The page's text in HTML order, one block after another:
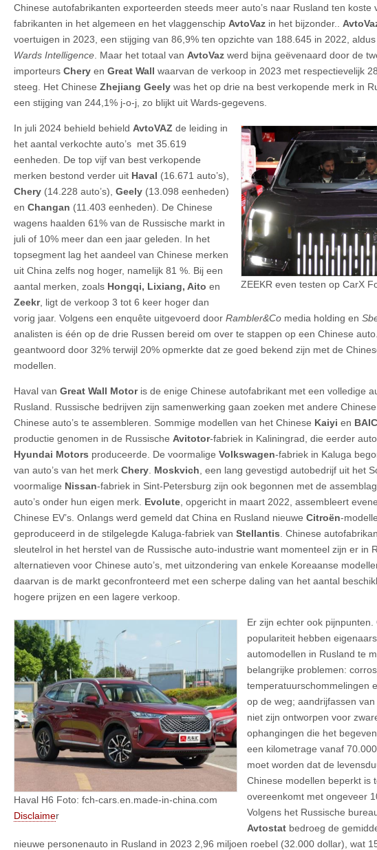
Chinese autofabrikanten exporteerden steeds meer auto’s naar Rusland ten koste
fabrikanten in het algemeen en het vlaggenschip AvtoVaz in het bijzonder..
voertuigen in 2023, een stijging van 86,9% ten opzichte van 188.645 in 2022,
Wards Intelligence . Maar het totaal van AvtoVaz werd bijna geëvenaard door de
importeurs Chery en Great Wall waarvan de verkoop in 2023 met respectievelijk
steeg. Het Chinese Zhejiang Geely was het op drie na best verkopende merk in
een stijging van 244,1% j-o-j, zo blijkt uit Wards-gegevens.
ZEEKR even testen op CarX
In juli 2024 behield behield AvtoVAZ de leiding in
het aantal verkochte auto’s met 35.619
eenheden. De top vijf van best verkopende
merken bestond verder uit Haval (16.671 auto’s),
Chery (14.228 auto’s), Geely (13.098 eenheden)
en Changan (11.403 eenheden). De Chinese
wagens haalden 61% van de Russische markt in
juli of 10% meer dan een jaar geleden. In het
topsegment lag het aandeel van Chinese merken
uit China zelfs nog hoger, namelijk 81 %. Bij een
aantal merken, zoals Hongqi, Lixiang, Aito en
Zeekr, ligt de verkoop 3 tot 6 keer hoger dan
vorig jaar. Volgens een enquête uitgevoerd door Rambler&Co media holding en
analisten is één op de drie Russen bereid om over te stappen op een Chinese
geantwoord door 32% terwijl 20% opmerkte dat ze goed bekend zijn met de
modellen.
Haval van Great Wall Motor is de enige Chinese autofabrikant met een volledige
Rusland. Russische bedrijven zijn samenwerking gaan zoeken met andere
Chinese auto’s te assembleren. Sommige modellen van het Chinese Kaiyi en BAIC
productie genomen in de Russische Avitotor-fabriek in Kaliningrad, die eerder
Hyundai Motors produceerde. De voormalige Volkswagen-fabriek in Kaluga
van auto’s van het merk Chery Moskvich , een lang gevestigd autobedrijf uit het
voormalige Nissan-fabriek in Sint-Petersburg zijn ook begonnen met de
auto’s onder hun eigen merk. Evolute , opgericht in maart 2022, assembleert
Chinese EV’s. Onlangs werd gemeld dat China en Rusland nieuwe Citroën-
geproduceerd in de stilgelegde Kaluga-fabriek van Stellantis . Chinese
sleutelrol in het herstel van de Russische auto-industrie want momenteel zijn er in
alternatieven voor Chinese auto’s, met uitzondering van enkele Koreaanse
daarvan is de markt geconfronteerd met een scherpe daling van het aantal
hogere prijzen en een lagere verkoop.
Haval H6 Foto: fch-cars.en.made-in-china.com
Disclaimer
Er zijn echter ook pijnpunten.
populariteit hebben
automodellen in Rusland te
belangrijke problemen:
temperatuurschommelingen
op de weg; aandrijfassen
niet zijn ontworpen voor
ophangingen die het
een kilometrage vanaf
moet worden dat de
Chinese modellen beperkt is
overeenkomt met ongeveer
Volgens het Russische
Avtostat bedroeg de
nieuwe personenauto in Rusland in 2023 2,96 miljoen roebel (32.000 dollar), wat